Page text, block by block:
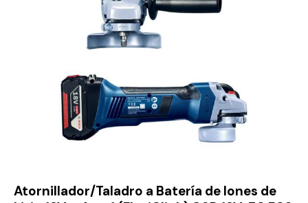
Atornillador/Taladro a Batería de Iones de